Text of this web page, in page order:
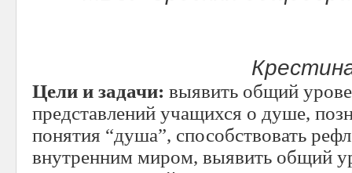
Цели и задачи: выявить общий
представлений учащихся о душе,
понятия “душа”, способствовать
внутренним миром, выявить общий